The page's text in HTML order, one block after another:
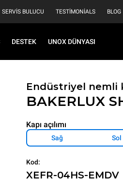
SERVIS BULUCU TESTIMONIALS BLOG
DESTEK UNOX DÜNYASI
Endüstriyel nemli
BAKERLUX
Kapı açılımı
Sağ Sol
Kod:
XEFR-04HS-EMDV